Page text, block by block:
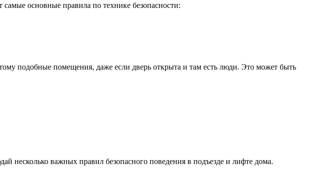
основные правила по технике безопасности:
подобные помещения, даже если дверь открыта и там есть люди. Это может быть
несколько важных правил безопасного поведения в подъезде и лифте дома.